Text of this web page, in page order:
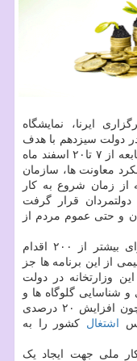
ایرنا، نمایشگاه
وزارت کار در دولت سیزدهم با هدف
معاونت ها و سازمان های تابعه از ۷ تا۲۰ اسفند ماه
معاونت ها، سازمان
از زمان شروع به کار
قرار گرفت
و حتی عموم مردم از
نمایشگاه ۶ ماهه وزارت کار نمایانگر اجرای بیشتر از ۲۰۰ اقدام
نیمی از این برنامه ها جز
وزارتخانه در دولت
شناسایی گلوگاه ها و
تشکیل پرونده های قضایی، ۴۰ خدمت همچون افزایش ۲۰ درصدی
اشتغال کشور را به
ملی جهت ایجاد یک